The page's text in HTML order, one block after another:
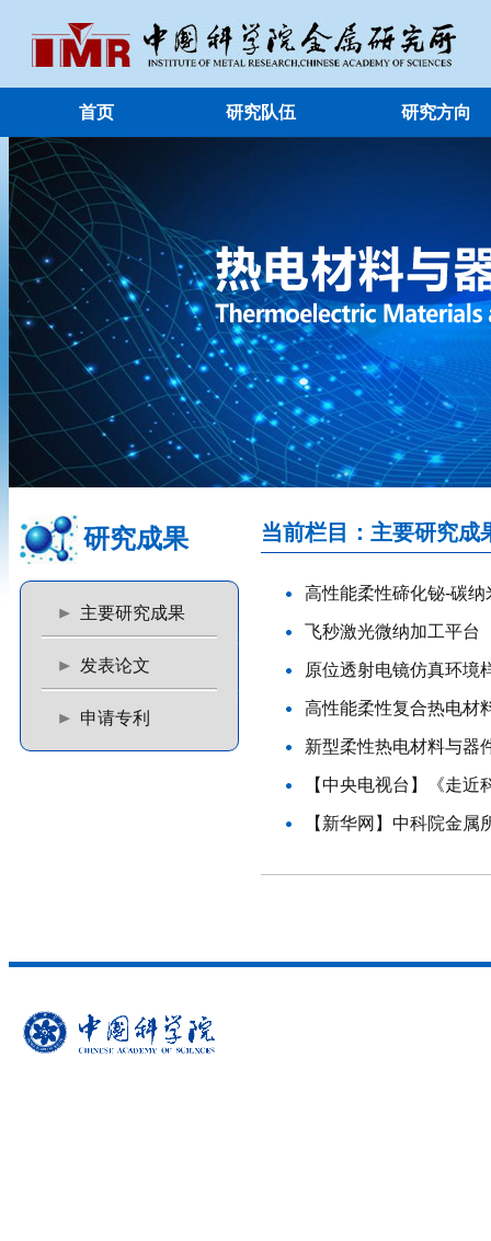
首页 研究队伍 研究方向
研究成果
主要研究成果
发表论文
申请专利
当前栏目：主要研究成
高性能柔性碲化铋-碳
飞秒激光微纳加工平台
原位透射电镜仿真环境
高性能柔性复合热电材
新型柔性热电材料与器
【中央电视台】《走近
【新华网】中科院金